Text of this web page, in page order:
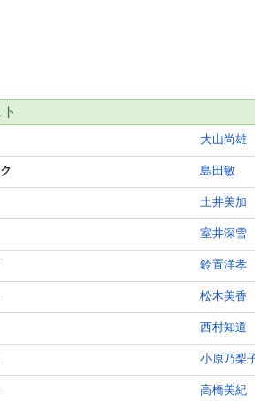
大山尚雄
島田敏
土井美加
室井深雪
鈴置洋孝
松木美香
西村知道
小原乃梨
高橋美紀